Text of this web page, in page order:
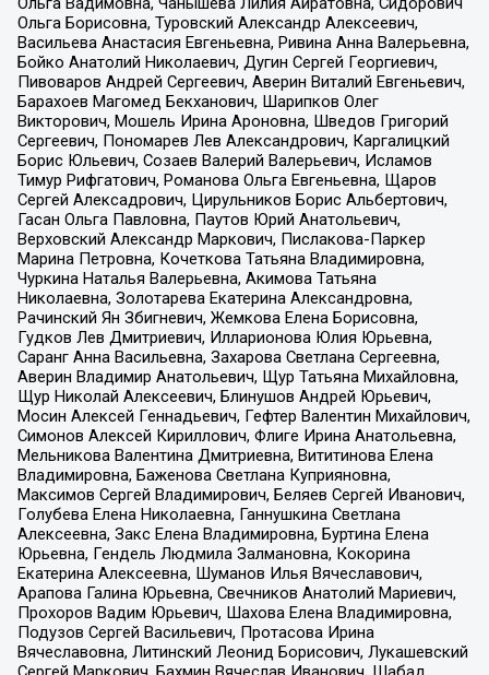
Ольга Борисовна, Туровский Александр Алексеевич,
Васильева Анастасия Евгеньевна, Ривина Анна Валерьевна,
Бойко Анатолий Николаевич, Дугин Сергей Георгиевич,
Пивоваров Андрей Сергеевич, Аверин Виталий Евгеньевич,
Барахоев Магомед Бекханович, Шарипков Олег
Викторович, Мошель Ирина Ароновна, Шведов Григорий
Сергеевич, Пономарев Лев Александрович, Каргалицкий
Борис Юльевич, Созаев Валерий Валерьевич, Исламов
Тимур Рифгатович, Романова Ольга Евгеньевна, Щаров
Сергей Алексадрович, Цирульников Борис Альбертович,
Гасан Ольга Павловна, Паутов Юрий Анатольевич,
Верховский Александр Маркович, Пислакова-Паркер
Марина Петровна, Кочеткова Татьяна Владимировна,
Чуркина Наталья Валерьевна, Акимова Татьяна
Николаевна, Золотарева Екатерина Александровна,
Рачинский Ян Збигневич, Жемкова Елена Борисовна,
Гудков Лев Дмитриевич, Илларионова Юлия Юрьевна,
Саранг Анна Васильевна, Захарова Светлана Сергеевна,
Аверин Владимир Анатольевич, Щур Татьяна Михайловна,
Щур Николай Алексеевич, Блинушов Андрей Юрьевич,
Мосин Алексей Геннадьевич, Гефтер Валентин Михайлович,
Симонов Алексей Кириллович, Флиге Ирина Анатольевна,
Мельникова Валентина Дмитриевна, Вититинова Елена
Владимировна, Баженова Светлана Куприяновна,
Максимов Сергей Владимирович, Беляев Сергей Иванович,
Голубева Елена Николаевна, Ганнушкина Светлана
Алексеевна, Закс Елена Владимировна, Буртина Елена
Юрьевна, Гендель Людмила Залмановна, Кокорина
Екатерина Алексеевна, Шуманов Илья Вячеславович,
Арапова Галина Юрьевна, Свечников Анатолий Мариевич,
Прохоров Вадим Юрьевич, Шахова Елена Владимировна,
Подузов Сергей Васильевич, Протасова Ирина
Вячеславовна, Литинский Леонид Борисович, Лукашевский